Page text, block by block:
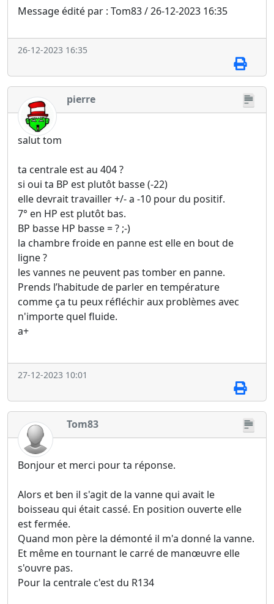
Message édité par : Tom83 / 26-12-2023 16:35
26-12-2023 16:35
pierre
salut tom
ta centrale est au 404 ?
si oui ta BP est plutôt basse (-22)
elle devrait travailler +/- a -10 pour du positif.
7° en HP est plutôt bas.
BP basse HP basse = ? ;-)
la chambre froide en panne est elle en bout de
ligne ?
les vannes ne peuvent pas tomber en panne.
Prends l’habitude de parler en température
comme ça tu peux réfléchir aux problèmes avec
n'importe quel fluide.
a+
27-12-2023 10:01
Tom83
Bonjour et merci pour ta réponse.
Alors et ben il s'agit de la vanne qui avait le
boisseau qui était cassé. En position ouverte elle
est fermée.
Quand mon père la démonté il m'a donné la vanne.
Et même en tournant le carré de manœuvre elle
s'ouvre pas.
Pour la centrale c'est du R134